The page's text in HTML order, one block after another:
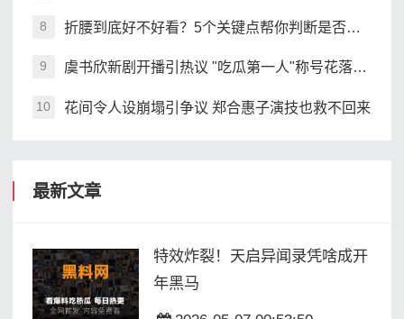
8 折腰到底好不好看？5个关键点帮你判断是否值得追
9 虞书欣新剧开播引热议 "吃瓜第一人"称号花落谁家
10 花间令人设崩塌引争议 郑合惠子演技也救不回来
最新文章
特效炸裂！天启异闻录凭啥成开
年黑马